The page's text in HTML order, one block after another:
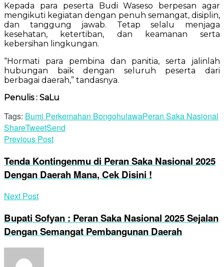
Kepada para peserta Budi Waseso berpesan agar
mengikuti kegiatan dengan penuh semangat, disiplin,
dan tanggung jawab. Tetap selalu menjaga
kesehatan, ketertiban, dan keamanan serta
kebersihan lingkungan.
“Hormati para pembina dan panitia, serta jalinlah
hubungan baik dengan seluruh peserta dari
berbagai daerah,” tandasnya.
Penulis : SaLu
Tags: Bumi Perkemahan BongohulawaPeran Saka Nasional
ShareTweetSend
Previous Post
Tenda Kontingenmu di Peran Saka Nasional 2025
Dengan Daerah Mana, Cek Disini !
Next Post
Bupati Sofyan : Peran Saka Nasional 2025 Sejalan
Dengan Semangat Pembangunan Daerah